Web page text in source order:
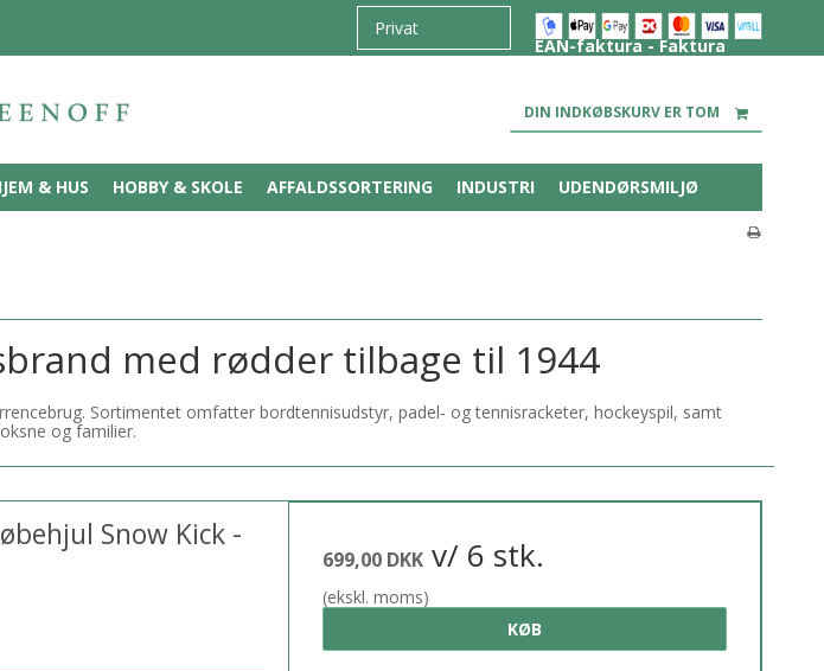
EAN-faktura - Faktura
DIN INDKØBSKURV ER TOM
& HUS HOBBY & SKOLE AFFALDSSORTERING INDUSTRI UDENDØRSMILJØ
med rødder tilbage til 1944
Sortimentet omfatter bordtennisudstyr, padel‑ og tennisracketer, hockeyspil, samt
og familier.
Snow Kick -
699,00 DKKv/ 6 stk.
(ekskl. moms)
KØB